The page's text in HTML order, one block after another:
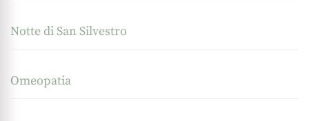
Notte di San Silvestro
Omeopatia